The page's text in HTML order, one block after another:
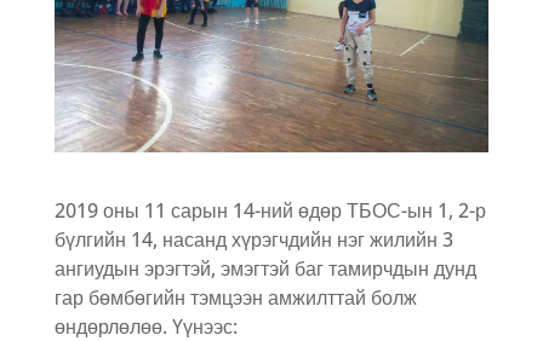
2019 оны 11 сарын 14-ний өдөр ТБОС-ын 1, 2-р
бүлгийн 14, насанд хүрэгчдийн нэг жилийн 3
ангиудын эрэгтэй, эмэгтэй баг тамирчдын дунд
гар бөмбөгийн тэмцээн амжилттай болж
өндөрлөлөө. Үүнээс: